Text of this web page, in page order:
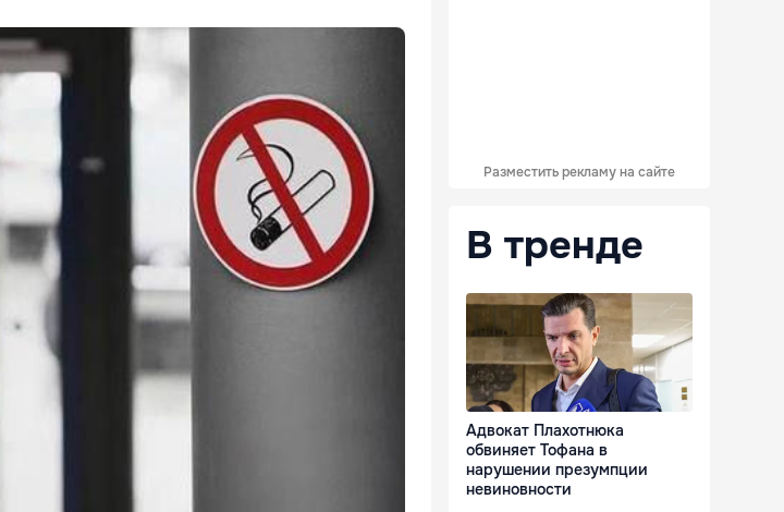
Разместить рекламу на сайте
В тренде
Адвокат Плахотнюка
обвиняет Тофана в
нарушении презумпции
невиновности